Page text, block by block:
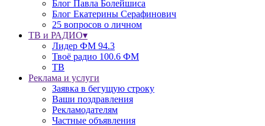
Блог Павла Болейшиса
Блог Екатерины Серафинович
25 вопросов о личном
ТВ и РАДИО▾
Лидер ФМ 94.3
Твоё радио 100.6 ФМ
ТВ
Реклама и услуги
Заявка в бегущую строку
Ваши поздравления
Рекламодателям
Частные объявления